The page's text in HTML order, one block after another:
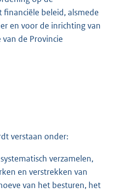
beleid, alsmede
en voor de inrichting van
de Provincie
verstaan onder:
verzamelen,
en verstrekken van
van het besturen, het